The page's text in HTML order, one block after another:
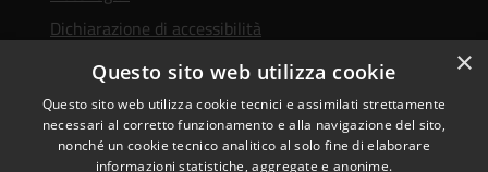
Dichiarazione di accessibilità
Whistleblowing
×
Questo sito web utilizza cookie
Questo sito web utilizza cookie tecnici e assimilati strettamente
necessari al corretto funzionamento e alla navigazione del sito,
nonché un cookie tecnico analitico al solo fine di elaborare
informazioni statistiche, aggregate e anonime.